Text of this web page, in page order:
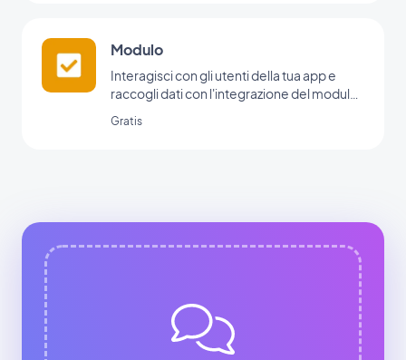
Modulo
Interagisci con gli utenti della tua app e
raccogli dati con l'integrazione del modulo
Gratis